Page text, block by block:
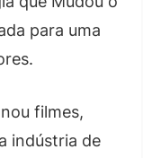
para uma
filmes,
indústria de